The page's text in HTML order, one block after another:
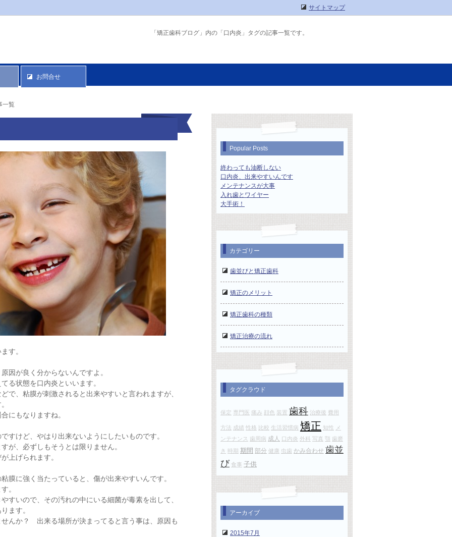
一覧
す。
因が良く分からないんですよ。
る状態を口内炎といいます。
で、粘膜が刺激されると出来やすいと言われますが、
にもなりますね。
すけど、やはり出来ないようにしたいものです。
が、必ずしもそうとは限りません。
上げられます。
膜に強く当たっていると、傷が出来やすいんです。
。
すいので、その汚れの中にいる細菌が毒素を出して、
ます。
んか？ 出来る場所が決まってると言う事は、原因も
Popular Posts
終わっても油断しない
口内炎、出来やすいんです
メンテナンスが大事
入れ歯とワイヤー
大手術！
カテゴリー
歯並びと矯正歯科
矯正のメリット
矯正歯科の種類
矯正治療の流れ
タグクラウド
保定 専門医 痛み 顔色 装置 歯科 治療後 費用
方法 成績 性格 比較 生活習慣病 矯正 知性
メ
ンテナンス 歯周病 成人 口内炎 外科 写真 顎 歯磨
き 時期 期間 部分 健康 虫歯 かみ合わせ 歯並
び 食事 子供
アーカイブ
2015年7月
サイトマップ
「矯正歯科ブログ」内の「口内炎」タグの記事一覧です。
お問合せ